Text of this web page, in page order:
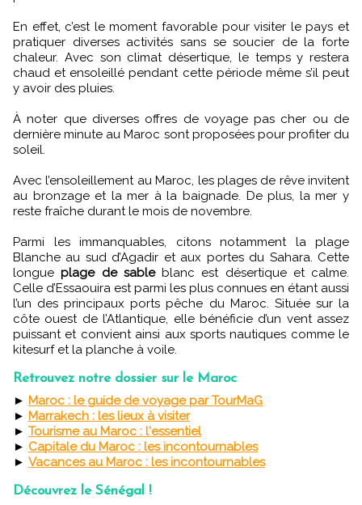
En effet, c’est le moment favorable pour visiter le pays et
pratiquer diverses activités sans se soucier de la forte
chaleur. Avec son climat désertique, le temps y restera
chaud et ensoleillé pendant cette période même s’il peut
y avoir des pluies.
À noter que diverses offres de voyage pas cher ou de
dernière minute au Maroc sont proposées pour profiter du
soleil.
Avec l’ensoleillement au Maroc, les plages de rêve invitent
au bronzage et la mer à la baignade. De plus, la mer y
reste fraîche durant le mois de novembre.
Parmi les immanquables, citons notamment la plage
Blanche au sud d’Agadir et aux portes du Sahara. Cette
longueplage de sableblanc est désertique et calme.
Celle d’Essaouira est parmi les plus connues en étant aussi
l’un des principaux ports pêche du Maroc. Située sur la
côte ouest de l’Atlantique, elle bénéficie d’un vent assez
puissant et convient ainsi aux sports nautiques comme le
kitesurf et la planche à voile.
Retrouvez notre dossier sur le Maroc
Maroc : le guide de voyage par TourMaG
► Marrakech : les lieux à visiter
► Tourisme au Maroc : l'essentiel
► Capitale du Maroc : les incontournables
► Vacances au Maroc : les incontournables
Découvrez le Sénégal !